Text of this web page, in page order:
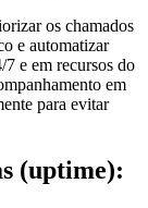
os chamados
e automatizar
e em recursos do
em
para evitar
(uptime):